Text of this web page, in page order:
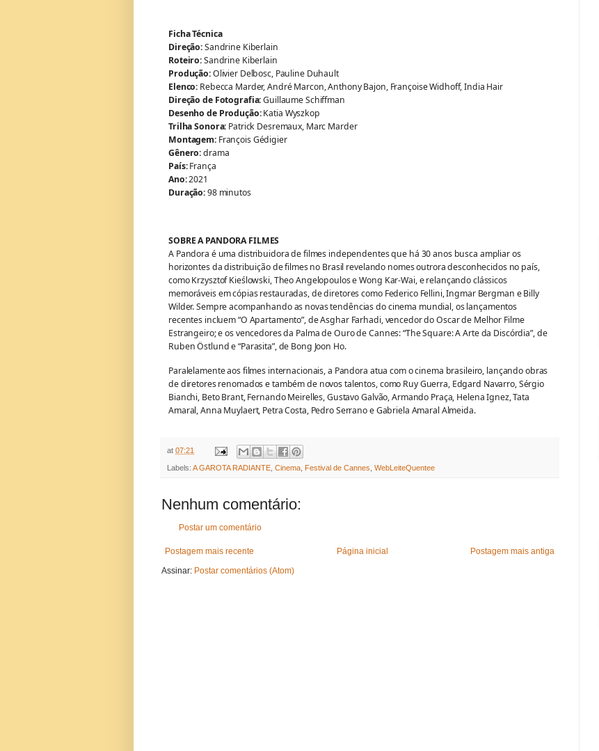
Ficha Técnica
Direção:Sandrine Kiberlain
Roteiro:Sandrine Kiberlain
Produção:Olivier Delbosc, Pauline Duhault
Elenco: Rebecca Marder, André Marcon, Anthony Bajon, Françoise Widhoff, India Hair
Direção de Fotografia:Guillaume Schiffman
Desenho de Produção:Katia Wyszkop
Trilha Sonora: Patrick Desremaux, Marc Marder
Montagem:François Gédigier
Gênero:drama
País:França
Ano:2021
Duração:98 minutos
SOBRE A PANDORA FILMES
A Pandora é uma distribuidora de filmes independentes que há 30 anos busca ampliar os
horizontes da distribuição de filmes no Brasil revelando nomes outrora desconhecidos no país,
como Krzysztof Kieślowski, Theo Angelopoulos e Wong Kar-Wai, e relançando clássicos
memoráveis em cópias restauradas, de diretores como Federico Fellini, Ingmar Bergman e Billy
Wilder. Sempre acompanhando as novas tendências do cinema mundial, os lançamentos
recentes incluem “O Apartamento”, de Asghar Farhadi, vencedor do Oscar de Melhor Filme
Estrangeiro; e os vencedores da Palma de Ouro de Cannes: “The Square: A Arte da Discórdia”, de
Ruben Östlund e “Parasita”, de Bong Joon Ho.
Paralelamente aos filmes internacionais, a Pandora atua com o cinema brasileiro, lançando obras
de diretores renomados e também de novos talentos, como Ruy Guerra, Edgard Navarro, Sérgio
Bianchi, Beto Brant, Fernando Meirelles, Gustavo Galvão, Armando Praça, Helena Ignez, Tata
Amaral, Anna Muylaert, Petra Costa, Pedro Serrano e Gabriela Amaral Almeida.
at 07:21
Labels: A GAROTA RADIANTE Cinema Festival de Cannes WebLeiteQuentee
Nenhum comentário:
Postar um comentário
Postagem mais recente Postagem mais antiga
Página inicial
Assinar: Postar comentários (Atom)